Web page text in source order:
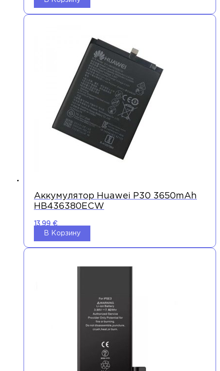
Аккумулятор Huawei P30 3650mAh
HB436380ECW
13,99 €
В Корзину